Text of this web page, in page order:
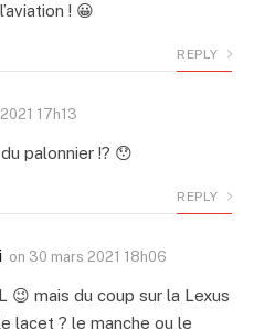
! 😀
REPLY
17h13
palonnier !? 😯
REPLY
on 30 mars 2021 18h06
😉 mais du coup sur la Lexus
lacet ? le manche ou le